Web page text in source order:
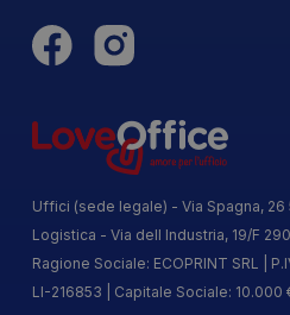
Uffici (sede legale) - Via Spagna, 26
Logistica - Via dell Industria, 19/F
Ragione Sociale: ECOPRINT SRL |
LI-216853 | Capitale Sociale: 10.000